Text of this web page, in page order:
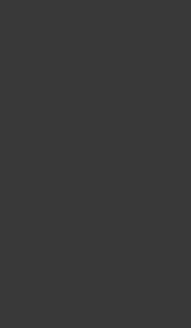
в
в
в
в
в
в
в